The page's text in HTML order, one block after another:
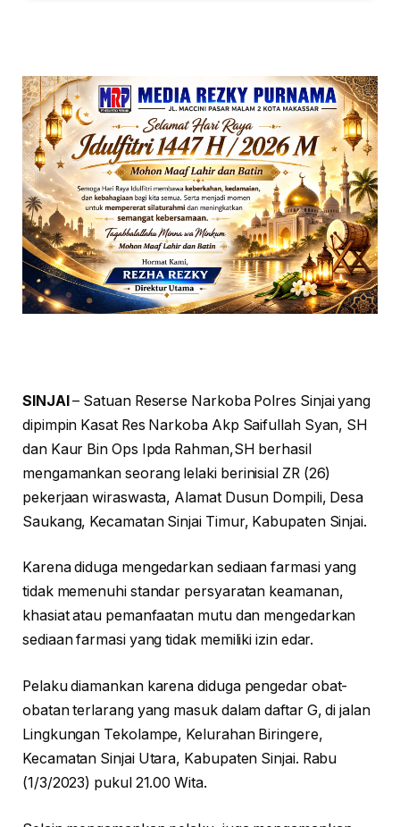
SINJAI– Satuan Reserse Narkoba Polres Sinjai yang
dipimpin Kasat Res Narkoba Akp Saifullah Syan, SH
dan Kaur Bin Ops Ipda Rahman,SH berhasil
mengamankan seorang lelaki berinisial ZR (26)
pekerjaan wiraswasta, Alamat Dusun Dompili, Desa
Saukang, Kecamatan Sinjai Timur, Kabupaten Sinjai.
Karena diduga mengedarkan sediaan farmasi yang
tidak memenuhi standar persyaratan keamanan,
khasiat atau pemanfaatan mutu dan mengedarkan
sediaan farmasi yang tidak memiliki izin edar.
Pelaku diamankan karena diduga pengedar obat-
obatan terlarang yang masuk dalam daftar G, di jalan
Lingkungan Tekolampe, Kelurahan Biringere,
Kecamatan Sinjai Utara, Kabupaten Sinjai. Rabu
(1/3/2023) pukul 21.00 Wita.